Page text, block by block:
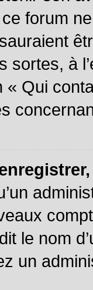
forum
sortes, à
« Qui
le nom
un